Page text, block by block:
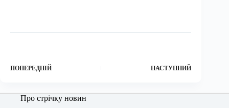
ПОПЕРЕДНІЙ НАСТУПНИЙ
Про стрічку новин